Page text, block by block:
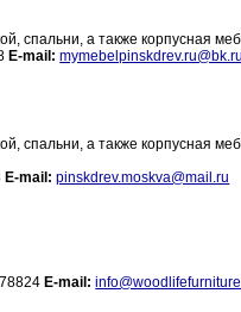
спальни, а также корпусная
E-mail: mymebelpinskdrev.ru@bk.ru
спальни, а также корпусная
E-mail: pinskdrev.moskva@mail.ru
E-mail: